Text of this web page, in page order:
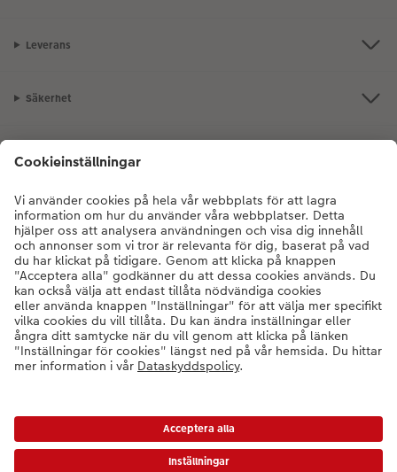
Leverans
Säkerhet
Kundservice
Om oss
Fotoprodukter
Andra produkter
Kontakta kundservice:010-101 24 88- Mån-fre: 9:00-20:00 | Sön: 14:00-
20:00 (utom helgdagar)